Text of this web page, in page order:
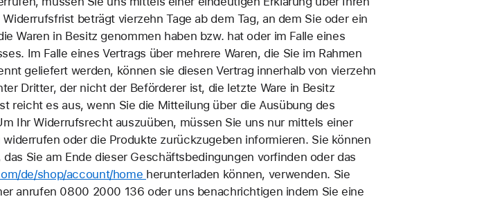
beträgt vierzehn Tage ab dem Tag, an dem Sie oder ein
Waren in Besitz genommen haben bzw. hat oder im Falle eines
Im Falle eines Vertrags über mehrere Waren, die Sie im Rahmen
geliefert werden, können sie diesen Vertrag innerhalb von vierzehn
Dritter, der nicht der Beförderer ist, die letzte Ware in Besitz
reicht es aus, wenn Sie die Mitteilung über die Ausübung des
Ihr Widerrufsrecht auszuüben, müssen Sie uns nur mittels einer
oder die Produkte zurückzugeben informieren. Sie können
Sie am Ende dieser Geschäftsbedingungen vorfinden oder das
de/shop/account/home herunterladen können, verwenden. Sie
anrufen 0800 2000 136 oder uns benachrichtigen indem Sie eine